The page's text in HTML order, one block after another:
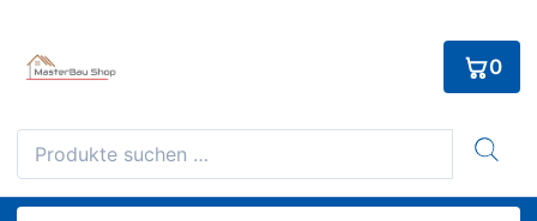
content
Suchen
nach:
0